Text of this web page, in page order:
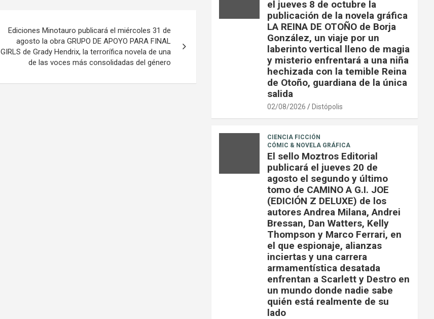
Ediciones Minotauro publicará el miércoles 31 de
agosto la obra GRUPO DE APOYO PARA FINAL
GIRLS de Grady Hendrix, la terrorífica novela de una
de las voces más consolidadas del género
el jueves 8 de octubre la
publicación de la novela gráfica
LA REINA DE OTOÑO de Borja
González, un viaje por un
laberinto vertical lleno de magia
y misterio enfrentará a una niña
hechizada con la temible Reina
de Otoño, guardiana de la única
salida
02/08/2026 Distópolis
CIENCIA FICCIÓN
CÓMIC & NOVELA GRÁFICA
El sello Moztros Editorial
publicará el jueves 20 de
agosto el segundo y último
tomo de CAMINO A G.I. JOE
(EDICIÓN Z DELUXE) de los
autores Andrea Milana, Andrei
Bressan, Dan Watters, Kelly
Thompson y Marco Ferrari, en
el que espionaje, alianzas
inciertas y una carrera
armamentística desatada
enfrentan a Scarlett y Destro en
un mundo donde nadie sabe
quién está realmente de su
lado